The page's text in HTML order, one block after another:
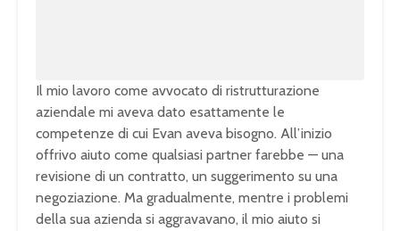
Il mio lavoro come avvocato di ristrutturazione
aziendale mi aveva dato esattamente le
competenze di cui Evan aveva bisogno. All’inizio
offrivo aiuto come qualsiasi partner farebbe — una
revisione di un contratto, un suggerimento su una
negoziazione. Ma gradualmente, mentre i problemi
della sua azienda si aggravavano, il mio aiuto si